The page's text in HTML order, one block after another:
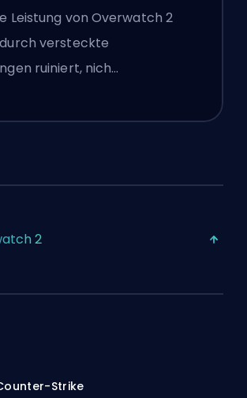
Leistung von Overwatch 2
versteckte
ruiniert, nich…
2
Strike